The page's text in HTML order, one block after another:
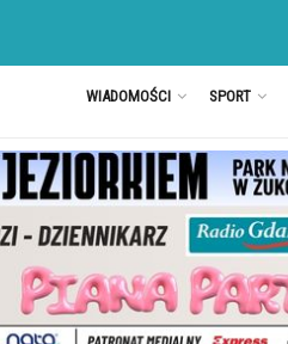
WIADOMOŚCI SPORT